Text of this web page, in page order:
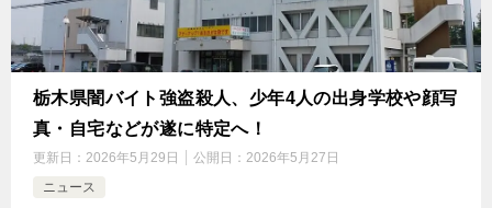
栃木県闇バイト強盗殺人、少年4人の出身学校や顔写
真・自宅などが遂に特定へ！
更新日： 2026年5月29日 公開日： 2026年5月27日
ニュース